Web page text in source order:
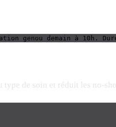
genou demain à
de soin et réduit les no-